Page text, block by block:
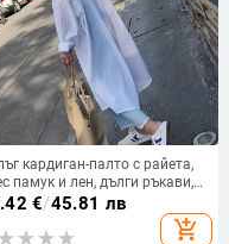
кардиган-палто с райета,
памук и лен, дълги ръкави,
поло, еднокопчков модел
€/45.81 лв
add_shopping_cart